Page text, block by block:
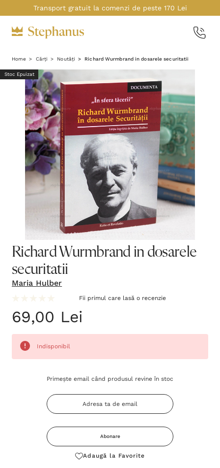
Transport gratuit la comenzi de peste 170 Lei
Home Cărți Noutăți Richard Wurmbrand in dosarele securitatii
Stoc Epuizat
Richard Wurmbrand in dosarele
securitatii
Maria Hulber
Fii primul care lasă o recenzie
69,00 Lei
Indisponibil
Primește email când produsul revine în stoc
Abonare
Adaugă la Favorite